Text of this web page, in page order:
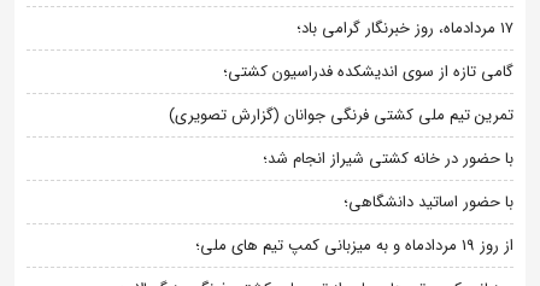
۱۷ مردادماه، روز خبرنگار گرامی باد؛
گامی تازه از سوی اندیشکده فدراسیون کشتی؛
تمرین تیم ملی کشتی فرنگی جوانان (گزارش تصویری)
با حضور در خانه کشتی شیراز انجام شد؛
با حضور اساتید دانشگاهی؛
از روز 19 مردادماه و به میزبانی کمپ تیم های ملی؛